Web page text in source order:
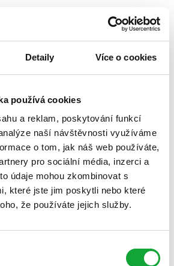
Detaily Více o cookies
používá cookies
a reklam, poskytování funkcí
naší návštěvnosti využíváme
o tom, jak náš web používáte,
pro sociální média, inzerci a
údaje mohou zkombinovat s
které jste jim poskytli nebo které
že používáte jejich služby.